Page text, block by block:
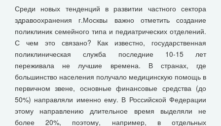
Среди новых тенденций в развитии частного сектора
здравоохранения г.Москвы важно отметить создание
поликлиник семейного типа и педиатрических отделений.
С чем это связано? Как известно, государственная
поликлиническая служба последние 10-15 лет
переживала не лучшие времена. В странах, где
большинство населения получало медицинскую помощь в
первичном звене, основные финансовые средства (до
50%) направляли именно ему. В Российской Федерации
этому направлению длительное время выделяли не
более 20%, поэтому, например, в отдельных